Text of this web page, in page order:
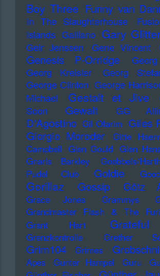
Boy Three Funny van
In The Slaughterhouse
Islands Galliano Gary Glitter
Geir Jenssen Gene Vincent
Genesis P-Orridge
Georg Kreisler
Georg
George Clinton George
Michael
Gestalt et Jive
Soon
Gewalt GG
D'Agostino Gil Ofarim Giles
Giorgio Moroder
Gitte
Campbell Glen Gould Glen
Gnarls Barkley
Goebbels/
Pudel Club
Goldie
Gorillaz Gossip Götz
Grace Jones Grammys
Grandmaster Flash & The
Grant Hart
Grenzkontrolle Grether
Grim104 Grimes
Apes
Gunter Hampel Guru